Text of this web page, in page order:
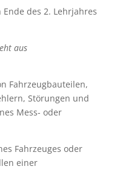
des 2. Lehrjahres
aus
Fahrzeugbauteilen,
Störungen und
Mess- oder
Fahrzeuges oder
einer